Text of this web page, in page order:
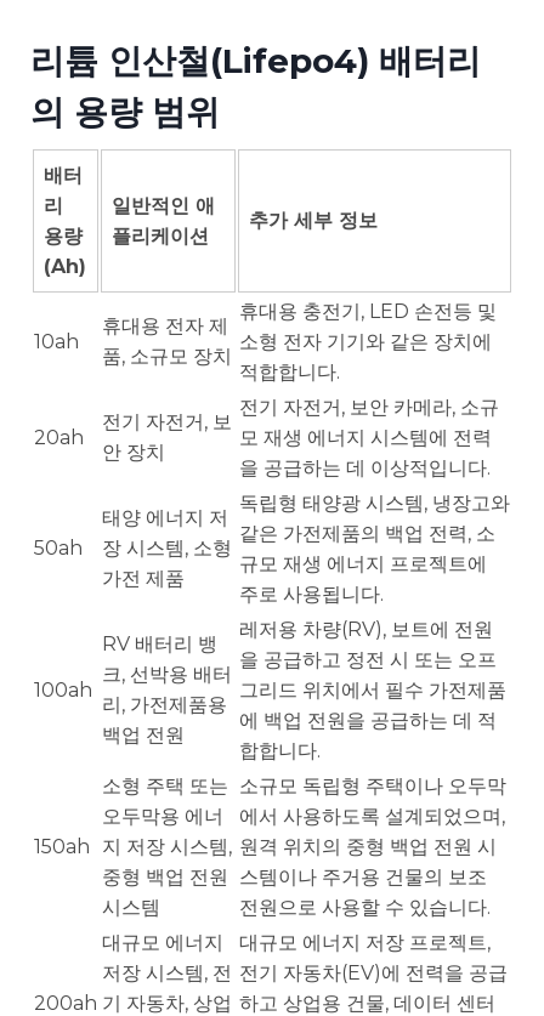
리튬 인산철(Lifepo4) 배터리
의 용량 범위
배터
리
용량
(Ah)
일반적인 애
플리케이션
추가 세부 정보
10ah
휴대용 전자 제
품, 소규모 장치
휴대용 충전기, LED 손전등 및
소형 전자 기기와 같은 장치에
적합합니다.
20ah
전기 자전거, 보
안 장치
전기 자전거, 보안 카메라, 소규
모 재생 에너지 시스템에 전력
을 공급하는 데 이상적입니다.
50ah
태양 에너지 저
장 시스템, 소형
가전 제품
독립형 태양광 시스템, 냉장고와
같은 가전제품의 백업 전력, 소
규모 재생 에너지 프로젝트에
주로 사용됩니다.
100ah
RV 배터리 뱅
크, 선박용 배터
리, 가전제품용
백업 전원
레저용 차량(RV), 보트에 전원
을 공급하고 정전 시 또는 오프
그리드 위치에서 필수 가전제품
에 백업 전원을 공급하는 데 적
합합니다.
150ah
소형 주택 또는
오두막용 에너
지 저장 시스템,
중형 백업 전원
시스템
소규모 독립형 주택이나 오두막
에서 사용하도록 설계되었으며,
원격 위치의 중형 백업 전원 시
스템이나 주거용 건물의 보조
전원으로 사용할 수 있습니다.
200ah
대규모 에너지
저장 시스템, 전
기 자동차, 상업
대규모 에너지 저장 프로젝트,
전기 자동차(EV)에 전력을 공급
하고 상업용 건물, 데이터 센터